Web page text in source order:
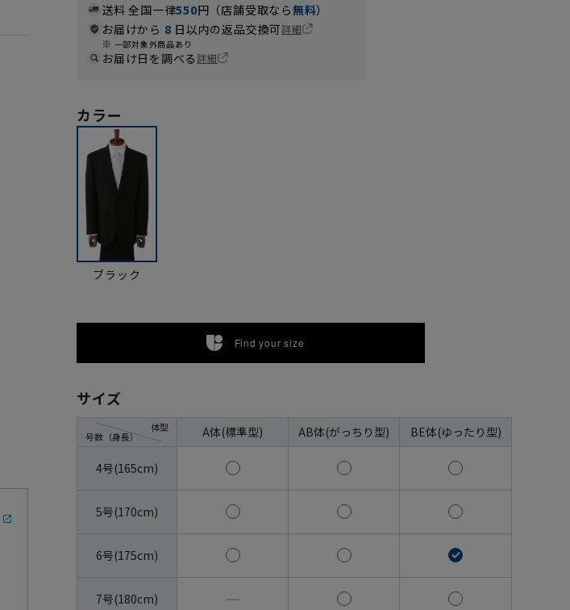
送料 全国一律550円（店舗受取なら無料）
お届けから 8 日以内の返品交換可詳細
一部対象外商品あり
お届け日を調べる詳細
カラー
ブラック
Find your size
サイズ
号数（身長）
体型 A体(標準型) AB体(がっちり型) BE体(ゆったり型)
4号(165cm)
5号(170cm)
6号(175cm)
7号(180cm) ―